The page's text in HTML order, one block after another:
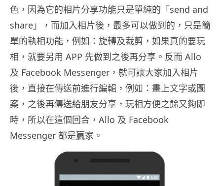
色，因為它的相片分享功能只是單純的「send and
share」，而加入相片後，最多可以做到的，只是簡
單的執相功能，例如：旋轉及裁剪，如果真的要玩
相，就要另用 APP 先做到之後再分享。反而 Allo
及 Facebook Messenger，就可讓大家加入相片
後，直接在傳送前進行編輯，例如：畫上文字或圖
案，之後再傳送給朋友分享，玩相方便之餘又夠即
時，所以在這個回合，Allo 及 Facebook
Messenger 都是贏家。